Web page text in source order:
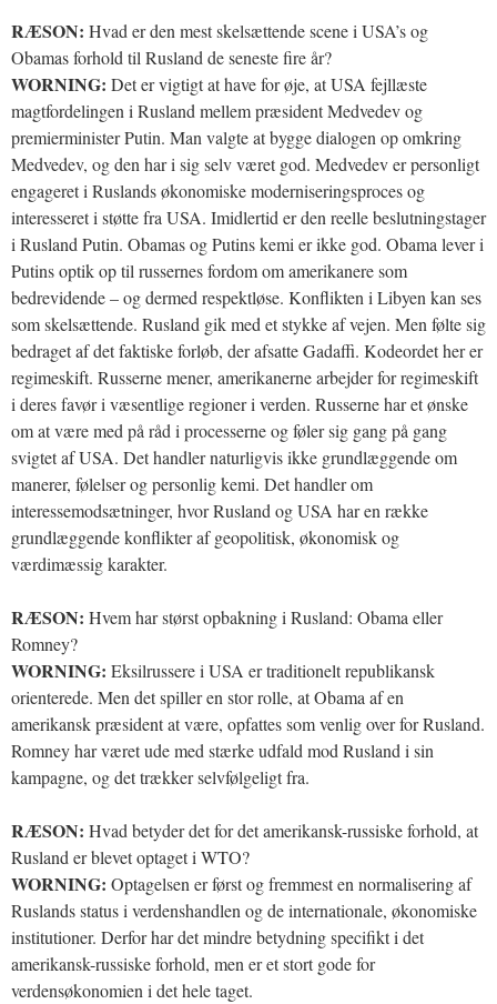
RÆSON: Hvad er den mest skelsættende scene i USA’s og
Obamas forhold til Rusland de seneste fire år?
WORNING: Det er vigtigt at have for øje, at USA fejllæste
magtfordelingen i Rusland mellem præsident Medvedev og
premierminister Putin. Man valgte at bygge dialogen op omkring
Medvedev, og den har i sig selv været god. Medvedev er personligt
engageret i Ruslands økonomiske moderniseringsproces og
interesseret i støtte fra USA. Imidlertid er den reelle beslutningstager
i Rusland Putin. Obamas og Putins kemi er ikke god. Obama lever i
Putins optik op til russernes fordom om amerikanere som
bedrevidende – og dermed respektløse. Konflikten i Libyen kan ses
som skelsættende. Rusland gik med et stykke af vejen. Men følte sig
bedraget af det faktiske forløb, der afsatte Gadaffi. Kodeordet her er
regimeskift. Russerne mener, amerikanerne arbejder for regimeskift
i deres favør i væsentlige regioner i verden. Russerne har et ønske
om at være med på råd i processerne og føler sig gang på gang
svigtet af USA. Det handler naturligvis ikke grundlæggende om
manerer, følelser og personlig kemi. Det handler om
interessemodsætninger, hvor Rusland og USA har en række
grundlæggende konflikter af geopolitisk, økonomisk og
værdimæssig karakter.
RÆSON: Hvem har størst opbakning i Rusland: Obama eller
Romney?
WORNING: Eksilrussere i USA er traditionelt republikansk
orienterede. Men det spiller en stor rolle, at Obama af en
amerikansk præsident at være, opfattes som venlig over for Rusland.
Romney har været ude med stærke udfald mod Rusland i sin
kampagne, og det trækker selvfølgeligt fra.
RÆSON: Hvad betyder det for det amerikansk-russiske forhold, at
Rusland er blevet optaget i WTO?
WORNING: Optagelsen er først og fremmest en normalisering af
Ruslands status i verdenshandlen og de internationale, økonomiske
institutioner. Derfor har det mindre betydning specifikt i det
amerikansk-russiske forhold, men er et stort gode for
verdensøkonomien i det hele taget.